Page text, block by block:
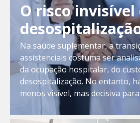
O risco invisível
handover,
e segurança na
de cuidado
Na saúde suplementar, a
assistenciais costuma ser
da ocupação hospitalar, do
desospitalização. No entanto,
menos visível, mas decisiva
clínico e para a governança das
transferência segura das